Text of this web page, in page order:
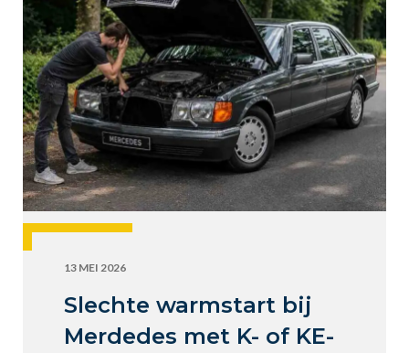
13 MEI 2026
Slechte warmstart bij
Merdedes met K- of KE-